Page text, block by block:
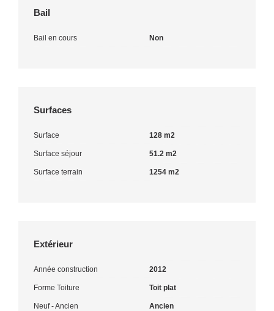
Bail
Bail en cours Non
Surfaces
Surface 128 m2
Surface séjour 51.2 m2
Surface terrain 1254 m2
Extérieur
Année construction 2012
Forme Toiture Toit plat
Neuf - Ancien Ancien